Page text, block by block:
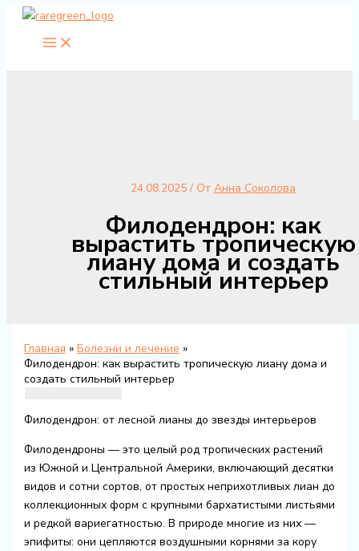
Перейти
содержимому
24.08.2025 / От Анна Соколова
Филодендрон: как
вырастить тропическую
лиану дома и создать
стильный интерьер
Главная
Болезни и лечение
Филодендрон: как вырастить тропическую лиану дома и
создать стильный интерьер
Филодендрон: от лесной лианы до звезды интерьеров
Филодендроны — это целый род тропических растений
из Южной и Центральной Америки, включающий десятки
видов и сотни сортов, от простых неприхотливых лиан до
коллекционных форм с крупными бархатистыми листьями
и редкой вариегатностью. В природе многие из них —
эпифиты: они цепляются воздушными корнями за кору